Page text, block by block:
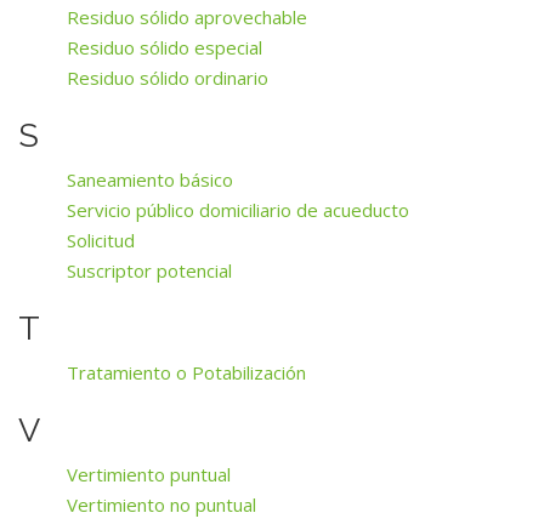
Residuo sólido aprovechable
Residuo sólido especial
Residuo sólido ordinario
S
Saneamiento básico
Servicio público domiciliario de acueducto
Solicitud
Suscriptor potencial
T
Tratamiento o Potabilización
V
Vertimiento puntual
Vertimiento no puntual